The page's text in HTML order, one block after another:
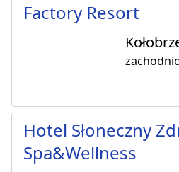
Factory Resort
Hotel Słoneczny
Spa&Wellness